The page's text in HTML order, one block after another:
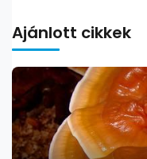
Ajánlott cikkek